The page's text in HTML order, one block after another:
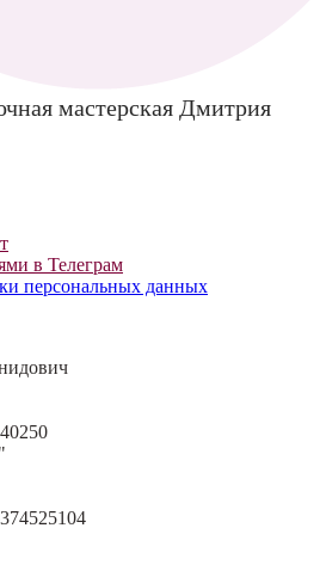
мастерская Дмитрия
в Телеграм
персональных данных